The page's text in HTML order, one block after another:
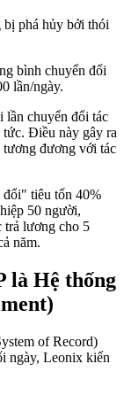
bị phá hủy bởi thói
bình chuyển đổi
lần/ngày.
chuyển đổi tác
tức. Điều này gây ra
đương với tác
tiêu tốn 40%
50 người,
trả lương cho 5
năm.
là Hệ thống
of Record)
ngày, Leonix kiến